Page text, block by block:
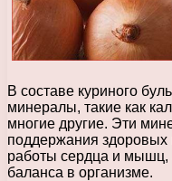
В составе куриного
минералы, такие как
многие другие. Эти
поддержания здоровых
работы сердца и мышц,
баланса в организме.